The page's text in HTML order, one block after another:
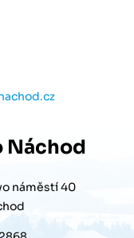
Náchod
náměstí 40